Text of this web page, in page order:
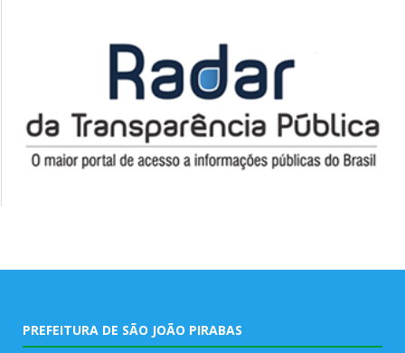
PREFEITURA DE SÃO JOÃO PIRABAS